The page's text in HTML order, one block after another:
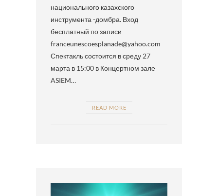
национального казахского
инструмента -домбра. Вход
бесплатный по записи
franceunescoesplanade@yahoo.com
Спектакль состоится в среду 27
марта в 15:00 в Концертном зале
ASIEM…
READ MORE